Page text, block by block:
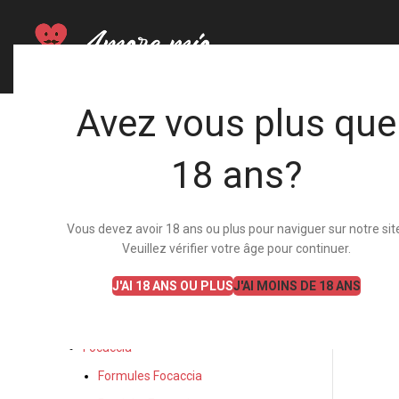
Avez vous plus que
18 ans?
Vous devez avoir 18 ans ou plus pour naviguer sur notre
Veuillez vérifier votre âge pour continuer.
J'AI 18 ANS OU PLUSJ'AI MOINS DE 18 ANS
CATÉGORIES
Produits salades
Formules Poke Bowls
Focaccia
Formules Focaccia